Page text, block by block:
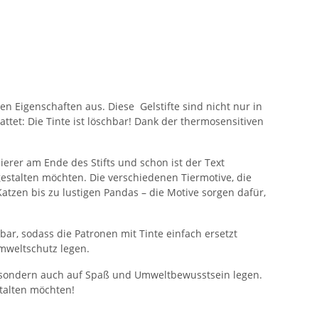
Eigenschaften aus. Diese Gelstifte sind nicht nur in
Die Tinte ist löschbar! Dank der thermosensitiven
am Ende des Stifts und schon ist der Text
möchten. Die verschiedenen Tiermotive, die
bis zu lustigen Pandas – die Motive sorgen dafür,
sodass die Patronen mit Tinte einfach ersetzt
legen.
auch auf Spaß und Umweltbewusstsein legen.
möchten!